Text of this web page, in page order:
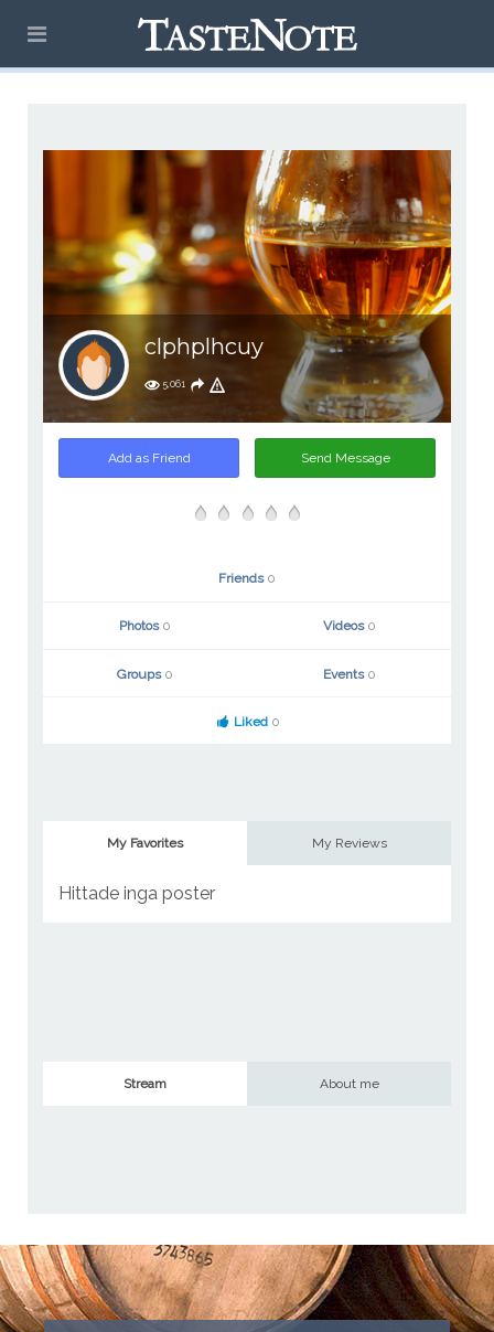
clphplhcuy
5,061
Add as Friend Send Message
Friends 0
Photos 0 Videos 0
Groups 0 Events 0
Liked 0
My Favorites My Reviews
Hittade inga poster
Stream About me